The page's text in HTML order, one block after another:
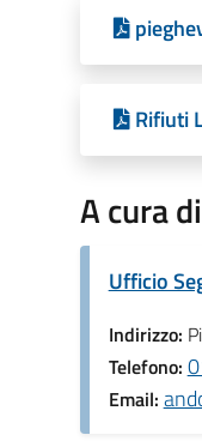
Rifiuti
A cura di
Ufficio
Indirizzo:
Telefono:
Email: